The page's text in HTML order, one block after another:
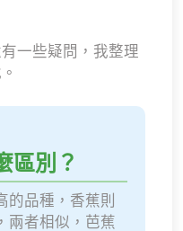
一些疑問，我整理
區別？
的品種，香蕉則
兩者相似，芭蕉